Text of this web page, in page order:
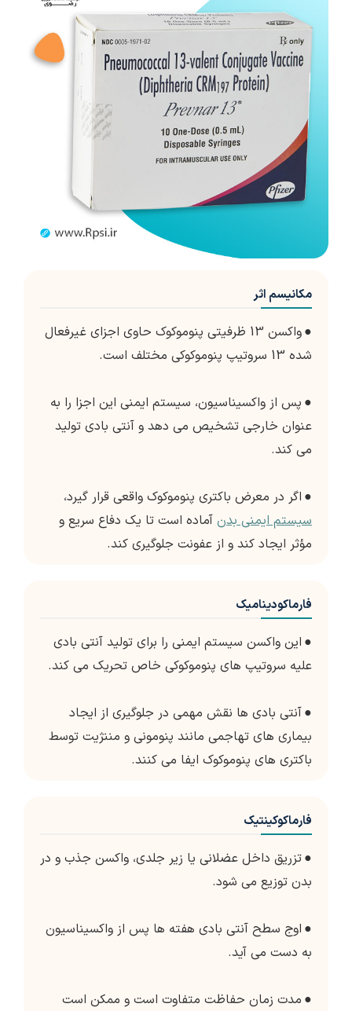
مکانیسم اثر
●
واکسن 13 ظرفیتی پنوموکوک حاوی اجزای غیرفعال
شده 13 سروتیپ پنوموکوکی مختلف است.
● پس از واکسیناسیون، سیستم ایمنی این اجزا را به
عنوان خارجی تشخیص می دهد و آنتی بادی تولید
می کند.
● اگر در معرض باکتری پنوموکوک واقعی قرار گیرد،
سیستم ایمنی بدن آماده است تا یک دفاع سریع و
مؤثر ایجاد کند و از عفونت جلوگیری کند.
فارماکودینامیک
● این واکسن سیستم ایمنی را برای تولید آنتی بادی
علیه سروتیپ های پنوموکوکی خاص تحریک می کند.
●آنتی بادی ها نقش مهمی در جلوگیری از ایجاد
بیماری های تهاجمی مانند پنومونی و مننژیت توسط
باکتری های پنوموکوک ایفا می کنند.
فارماکوکینتیک
●تزریق داخل عضلانی یا زیر جلدی، واکسن جذب و در
بدن توزیع می شود.
● اوج سطح آنتی بادی هفته ها پس از واکسیناسیون
به دست می آید.
● مدت زمان حفاظت متفاوت است و ممکن است